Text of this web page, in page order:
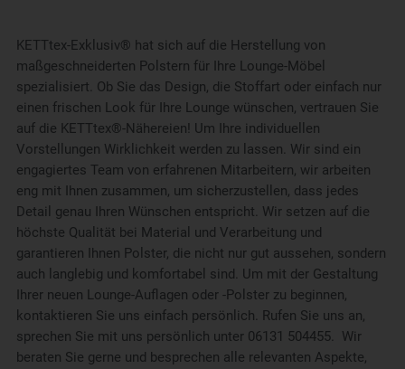
KETTtex-Exklusiv® hat sich auf die Herstellung von
maßgeschneiderten Polstern für Ihre Lounge-Möbel
spezialisiert. Ob Sie das Design, die Stoffart oder einfach nur
einen frischen Look für Ihre Lounge wünschen, vertrauen Sie
auf die KETTtex®-Nähereien! Um Ihre individuellen
Vorstellungen Wirklichkeit werden zu lassen. Wir sind ein
engagiertes Team von erfahrenen Mitarbeitern, wir arbeiten
eng mit Ihnen zusammen, um sicherzustellen, dass jedes
Detail genau Ihren Wünschen entspricht. Wir setzen auf die
höchste Qualität bei Material und Verarbeitung und
garantieren Ihnen Polster, die nicht nur gut aussehen, sondern
auch langlebig und komfortabel sind. Um mit der Gestaltung
Ihrer neuen Lounge-Auflagen oder -Polster zu beginnen,
kontaktieren Sie uns einfach persönlich. Rufen Sie uns an,
sprechen Sie mit uns persönlich unter 06131 504455. Wir
beraten Sie gerne und besprechen alle relevanten Aspekte,